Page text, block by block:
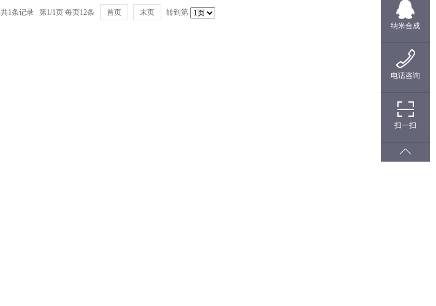
共1条记录 第1/1页 每页12条 首页 末页 转到第
纳米合成
电话咨询
扫一扫